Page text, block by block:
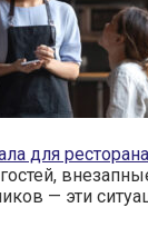
для ресторана
— эти